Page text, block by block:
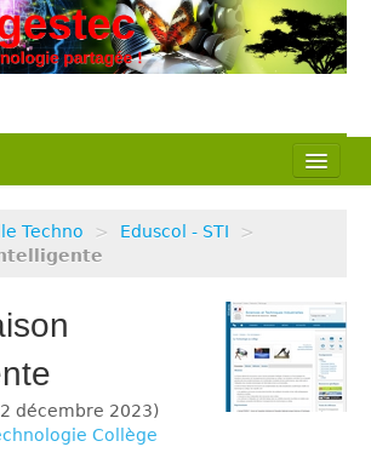
Techno > Eduscol - STI
>
décembre 2023)
Collège